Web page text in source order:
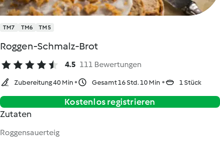
TM7 TM6 TM5
Roggen-Schmalz-Brot
4.5 111 Bewertungen
Zubereitung 40 Min Gesamt 16 Std. 10 Min 1 Stück
Kostenlos registrieren
Zutaten
Roggensauerteig